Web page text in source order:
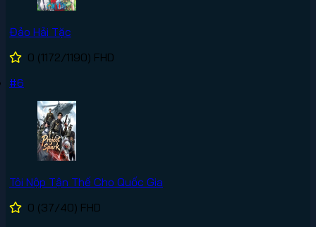
Đảo Hải Tặc
0 (1172/1190) FHD
#6
Tôi Nộp Tận Thế Cho Quốc Gia
0 (37/40) FHD